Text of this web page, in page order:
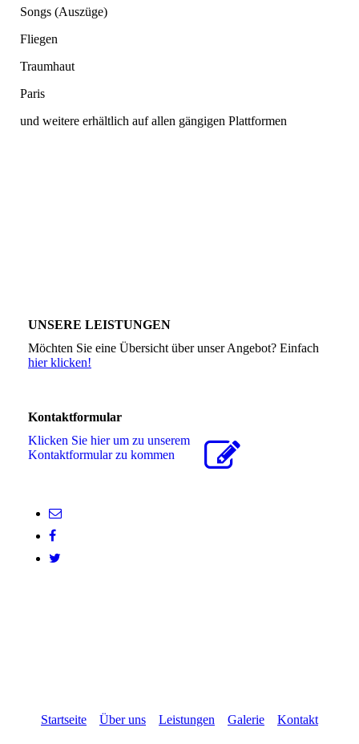
Songs (Auszüge)
Fliegen
Traumhaut
Paris
und weitere erhältlich auf allen gängigen Plattformen
UNSERE LEISTUNGEN
Möchten Sie eine Übersicht über unser Angebot? Einfach
hier klicken!
Kontaktformular
Klicken Sie hier um zu unserem
Kon­takt­for­mu­lar zu kommen
Startseite Über uns Leistungen Galerie Kontakt